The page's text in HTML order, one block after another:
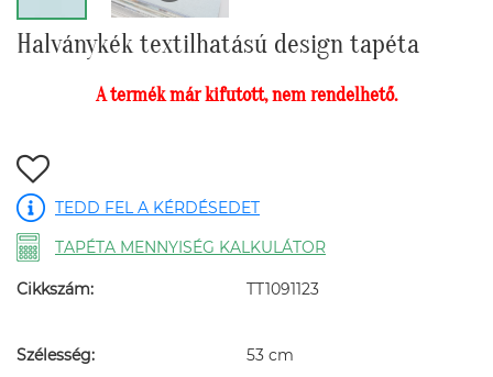
Halványkék textilhatású design tapéta
A termék már kifutott, nem rendelhető.
TEDD FEL A KÉRDÉSEDET
TAPÉTA MENNYISÉG KALKULÁTOR
Cikkszám: TT1091123
Szélesség:
53 cm